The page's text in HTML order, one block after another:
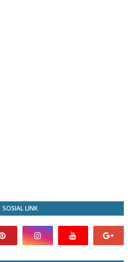
SOSIAL LINK